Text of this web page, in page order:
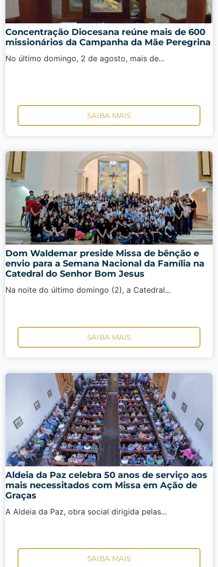
Concentração Diocesana reúne mais de 600
missionários da Campanha da Mãe Peregrina
No último domingo, 2 de agosto, mais de...
SAIBA MAIS
Dom Waldemar preside Missa de bênção e
envio para a Semana Nacional da Família na
Catedral do Senhor Bom Jesus
Na noite do último domingo (2), a Catedral...
SAIBA MAIS
Aldeia da Paz celebra 50 anos de serviço aos
mais necessitados com Missa em Ação de
Graças
A Aldeia da Paz, obra social dirigida pelas...
SAIBA MAIS